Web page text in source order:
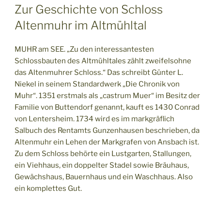
AM
Zur Geschichte von Schloss
Altenmuhr im Altmühltal
MUHR am SEE. „Zu den interessantesten
Schlossbauten des Altmühltales zählt zweifelsohne
das Altenmuhrer Schloss.“ Das schreibt Günter L.
Niekel in seinem Standardwerk „Die Chronik von
Muhr“. 1351 erstmals als „castrum Muer“ im Besitz der
Familie von Buttendorf genannt, kauft es 1430 Conrad
von Lentersheim. 1734 wird es im markgräflich
Salbuch des Rentamts Gunzenhausen beschrieben, da
Altenmuhr ein Lehen der Markgrafen von Ansbach ist.
Zu dem Schloss behörte ein Lustgarten, Stallungen,
ein Viehhaus, ein doppelter Stadel sowie Bräuhaus,
Gewächshaus, Bauernhaus und ein Waschhaus. Also
ein komplettes Gut.